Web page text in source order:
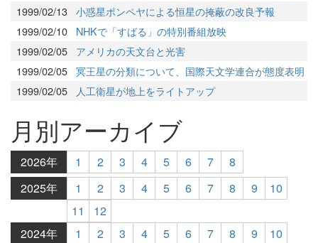
1999/02/13 小惑星ポンペヤによる恒星の掩蔽の改良予報
1999/02/10
NHKで「すばる」の特別番組放映
1999/02/05
アメリカの天文台と光害
1999/02/05 冥王星の分類について、国際天文学連合が態度表明
1999/02/05
人工衛星が地上をライトアップ
月別アーカイブ
2026年 1 2 3 4 5 6 7
8
2025年
1 2 3 4 5 6 7 8 9
10
11
12
2024年
1 2 3 4 5 6 7 8 9
10